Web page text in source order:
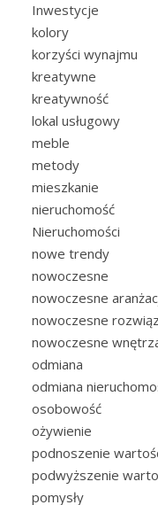
Inwestycje
kolory
korzyści wynajmu
kreatywne
kreatywność
lokal usługowy
meble
metody
mieszkanie
nieruchomość
Nieruchomości
nowe trendy
nowoczesne
nowoczesne
nowoczesne
nowoczesne
odmiana
odmiana
osobowość
ożywienie
podnoszenie
podwyższenie
pomysły